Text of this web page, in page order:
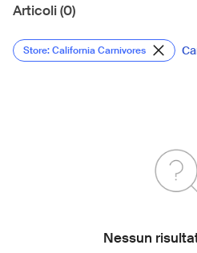
Articoli (0)
Store: California Carnivores
Nessun